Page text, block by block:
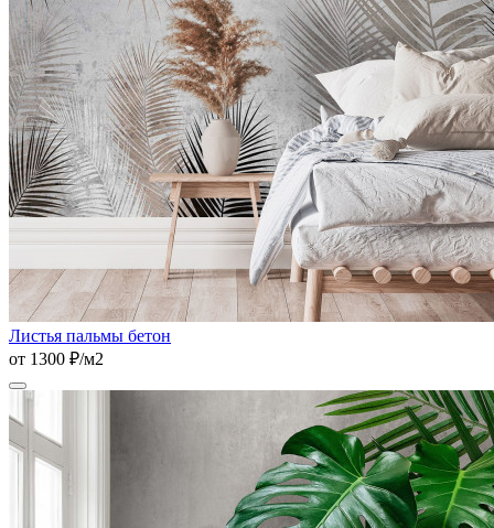
Листья пальмы бетон
от 1300 ₽/м2